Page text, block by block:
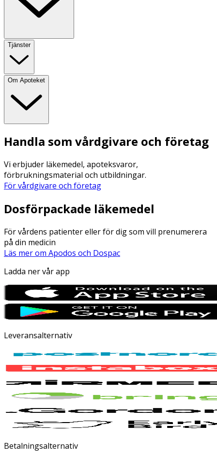
Tjänster
Om Apoteket
Handla som vårdgivare och företag
Vi erbjuder läkemedel, apoteksvaror,
förbrukningsmaterial och utbildningar.
För vårdgivare och företag
Dosförpackade läkemedel
För vårdens patienter eller för dig som vill prenumerera
på din medicin
Läs mer om Apodos och Dospac
Ladda ner vår app
Leveransalternativ
Betalningsalternativ